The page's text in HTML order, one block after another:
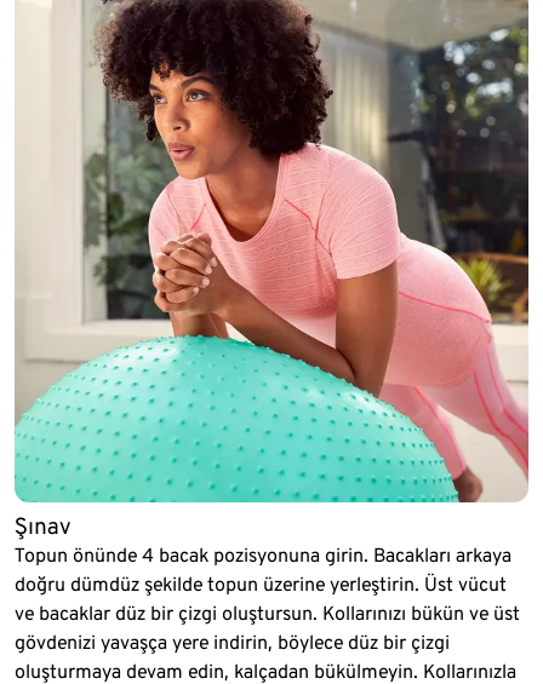
Şınav
Topun önünde 4 bacak pozisyonuna girin. Bacakları arkaya
doğru dümdüz şekilde topun üzerine yerleştirin. Üst vücut
ve bacaklar düz bir çizgi oluştursun. Kollarınızı bükün ve üst
gövdenizi yavaşça yere indirin, böylece düz bir çizgi
oluşturmaya devam edin, kalçadan bükülmeyin. Kollarınızla